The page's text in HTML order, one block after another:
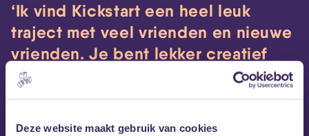
Deze website maakt gebruik van cookies
Ik vind Kickstart een heel leuk
traject met veel vrienden en nieuwe
vrienden. Je bent lekker creatief
bezig in een gezellige sfeer met
verschillende mensen. Ik vind het